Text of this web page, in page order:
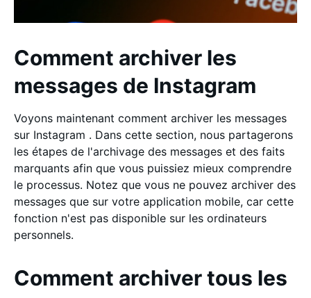
Comment archiver les
messages de Instagram
Voyons maintenant comment archiver les messages
sur Instagram . Dans cette section, nous partagerons
les étapes de l'archivage des messages et des faits
marquants afin que vous puissiez mieux comprendre
le processus. Notez que vous ne pouvez archiver des
messages que sur votre application mobile, car cette
fonction n'est pas disponible sur les ordinateurs
personnels.
Comment archiver tous les